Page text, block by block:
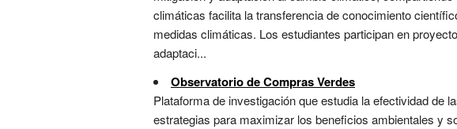
climáticas facilita la transferencia de conocimiento
medidas climáticas. Los estudiantes participan en
adaptaci...
Observatorio de Compras Verdes
Plataforma de investigación que estudia la efectividad de
estrategias para maximizar los beneficios ambientales y